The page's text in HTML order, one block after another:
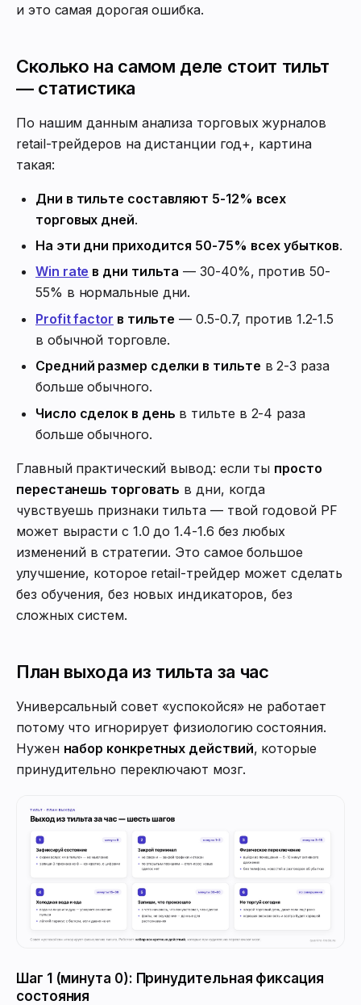
и это самая дорогая ошибка.
Сколько на самом деле стоит тильт
— статистика
По нашим данным анализа торговых журналов
retail-трейдеров на дистанции год+, картина
такая:
Дни в тильте составляют 5-12% всех
торговых дней.
На эти дни приходится 50-75% всех убытков.
Win rate в дни тильта — 30-40%, против 50-
55% в нормальные дни.
Profit factor в тильте — 0.5-0.7, против 1.2-1.5
в обычной торговле.
Средний размер сделки в тильте в 2-3 раза
больше обычного.
Число сделок в день в тильте в 2-4 раза
больше обычного.
Главный практический вывод: если ты просто
перестанешь торговать в дни, когда
чувствуешь признаки тильта — твой годовой PF
может вырасти с 1.0 до 1.4-1.6 без любых
изменений в стратегии. Это самое большое
улучшение, которое retail-трейдер может сделать
без обучения, без новых индикаторов, без
сложных систем.
План выхода из тильта за час
Универсальный совет «успокойся» не работает
потому что игнорирует физиологию состояния.
Нужен набор конкретных действий, которые
принудительно переключают мозг.
Шаг 1 (минута 0): Принудительная фиксация
состояния